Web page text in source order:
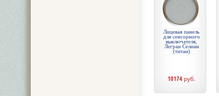
Лицевая панель
для сенсорного
выключателя,
Легран Селиан
(титан)
10174 руб.